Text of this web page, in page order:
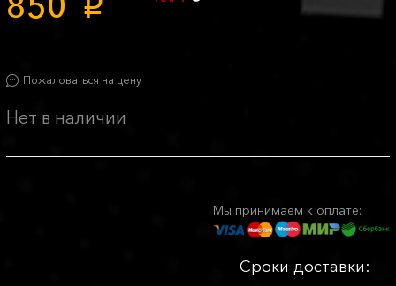
p
Пожаловаться на цену
Нет в наличии
Мы принимаем к оплате:
Сроки доставки: